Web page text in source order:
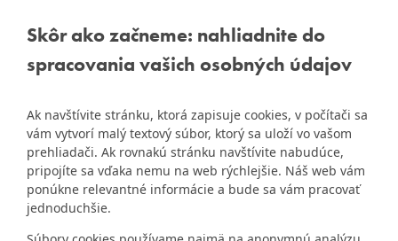
Skôr ako začneme: nahliadnite do
spracovania vašich osobných údajov
Ak navštívite stránku, ktorá zapisuje cookies, v počítači sa
vám vytvorí malý textový súbor, ktorý sa uloží vo vašom
prehliadači. Ak rovnakú stránku navštívite nabudúce,
pripojíte sa vďaka nemu na web rýchlejšie. Náš web vám
ponúkne relevantné informácie a bude sa vám pracovať
jednoduchšie.
Staršie informácie a dokumenty
starej stránke Dúbravky
Naša mestská časť získala 3.
miesto v súťažiZlatyErb.sk
o
najlepšiu internetovú stránku
samospráv za rok 2020
Žatevná 2, 844 02
IČO: 00603406
DIČ: 2020919120
IČ DPH: Nie sme platca
DPH
Bankové spojenie: